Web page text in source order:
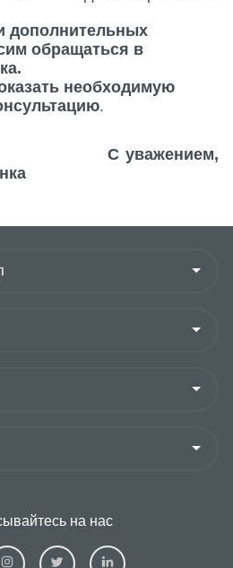
дополнительных
обращаться в
необходимую
.
С уважением,
на нас
ZiraatZiraatZiraat